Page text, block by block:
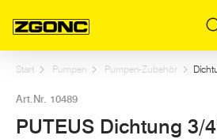
Start Pumpen Pumpen-Zubehör
Art.Nr. 10489
PUTEUS Dichtung 3/